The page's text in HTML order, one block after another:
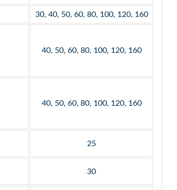
30, 40, 50, 60, 80, 100, 120, 160
40, 50, 60, 80, 100, 120, 160
40, 50, 60, 80, 100, 120, 160
25
30